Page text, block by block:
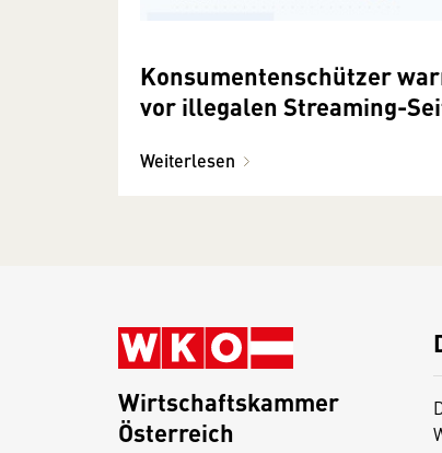
Konsumentenschützer
vor illegalen Streaming-
Weiterlesen
Wirtschaftskammer
Österreich